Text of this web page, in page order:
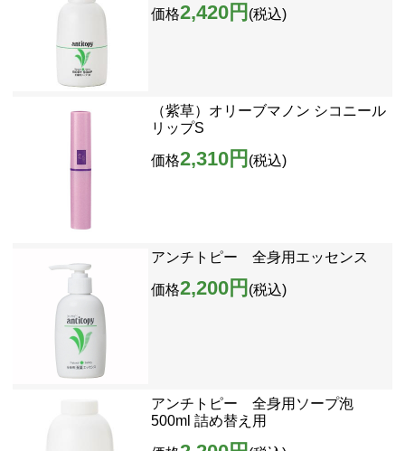
価格2,420円 (税込)
（紫草）オリーブマノン シコニール
リップS
価格2,310円 (税込)
アンチトピー 全身用エッセンス
価格2,200円 (税込)
アンチトピー 全身用ソープ泡
500ml 詰め替え用